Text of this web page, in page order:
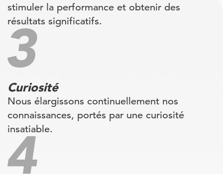
stimuler la performance et obtenir des
résultats significatifs.
Curiosité
Nous élargissons continuellement nos
connaissances, portés par une curiosité
insatiable.